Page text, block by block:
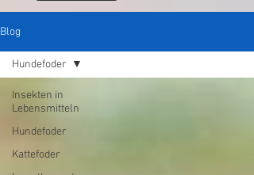
Blog
Insekten in
Lebensmitteln
Hundefoder
Kattefoder
Hundefoder